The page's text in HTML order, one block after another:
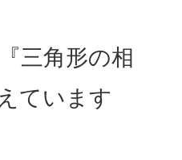
三角形の相
ています